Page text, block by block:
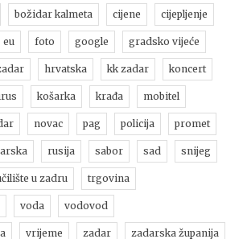
božidar kalmeta cijene cijepljenje
eu foto google gradsko vijeće
hrvatska kk zadar koncert
košarka krađa mobitel
novac pag policija promet
rusija sabor sad snijeg
u zadru trgovina
voda vodovod
vrijeme zadar zadarska županija